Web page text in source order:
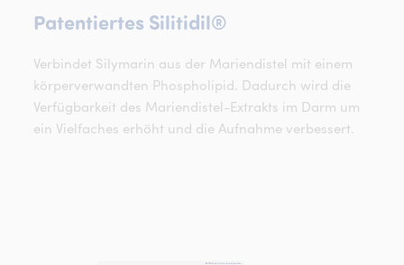
Patentiertes Silitidil®
Verbindet Silymarin aus der Mariendistel mit einem
körperverwandten Phospholipid. Dadurch wird die
Verfügbarkeit des Mariendistel-Extrakts im Darm um
ein Vielfaches erhöht und die Aufnahme verbessert.